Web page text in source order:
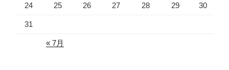
24 25 26 27 28 29 30
31
« 7月